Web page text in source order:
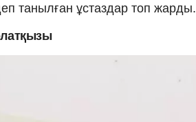
танылған ұстаздар топ жарды.